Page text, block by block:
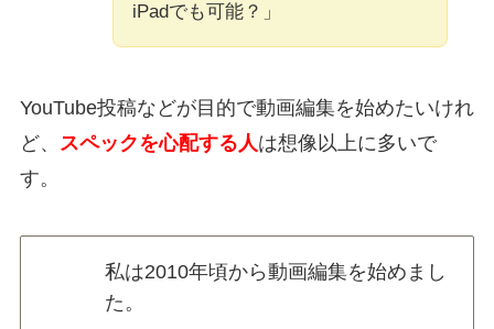
iPadでも可能？」
YouTube投稿などが目的で動画編集を始めたいけれ
ど、 スペックを心配する人は想像以上に多いで
す。
私は2010年頃から動画編集を始めまし
た。